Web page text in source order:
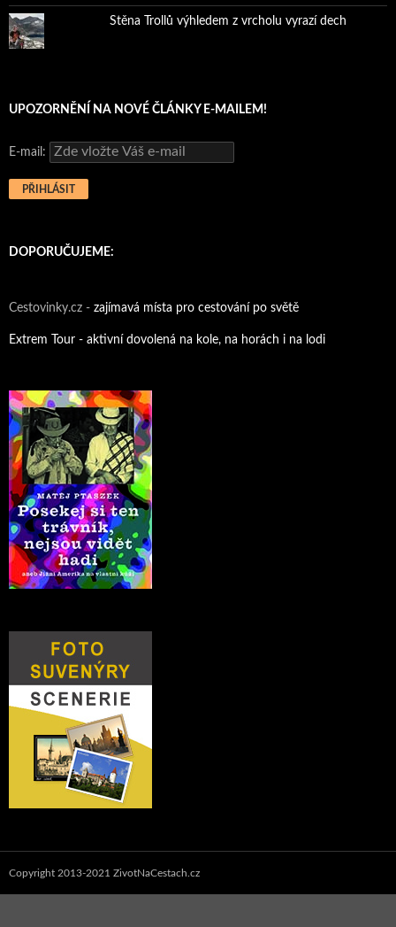
Stěna Trollů výhledem z vrcholu vyrazí dech
UPOZORNĚNÍ NA NOVÉ ČLÁNKY E-MAILEM!
E-mail:
DOPORUČUJEME:
Cestovinky.cz - zajímavá místa pro cestování po světě
Extrem Tour - aktivní dovolená na kole, na horách i na lodi